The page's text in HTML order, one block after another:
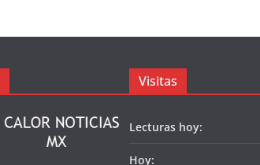
Visitas
Lecturas hoy:
Hoy: